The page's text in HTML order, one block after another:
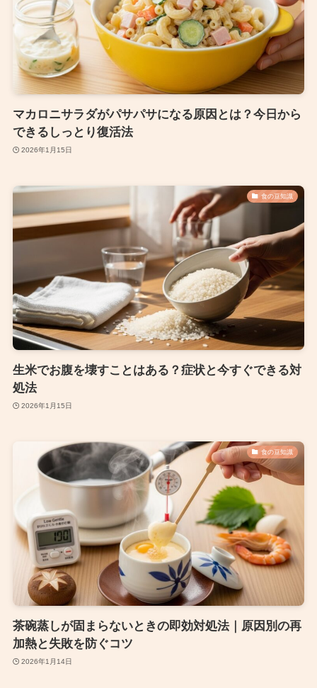
マカロニサラダがパサパサになる原因とは？今日から
できるしっとり復活法
2026年1月15日
食の豆知識
生米でお腹を壊すことはある？症状と今すぐできる対
処法
2026年1月15日
食の豆知識
茶碗蒸しが固まらないときの即効対処法｜原因別の再
加熱と失敗を防ぐコツ
2026年1月14日